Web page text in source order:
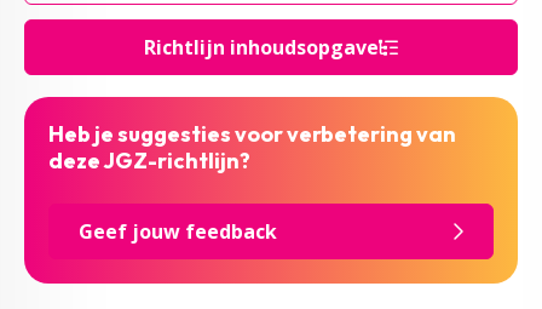
Richtlijn inhoudsopgave
Heb je suggesties voor verbetering van
deze JGZ-richtlijn?
Geef jouw feedback